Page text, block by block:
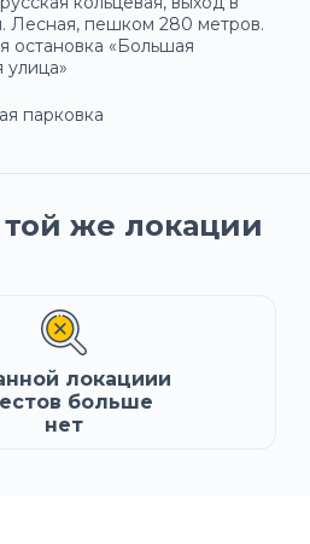
Лесная, пешком 280 метров.
остановка «Большая
улица»
парковка
же локации
локациии
больше
нет